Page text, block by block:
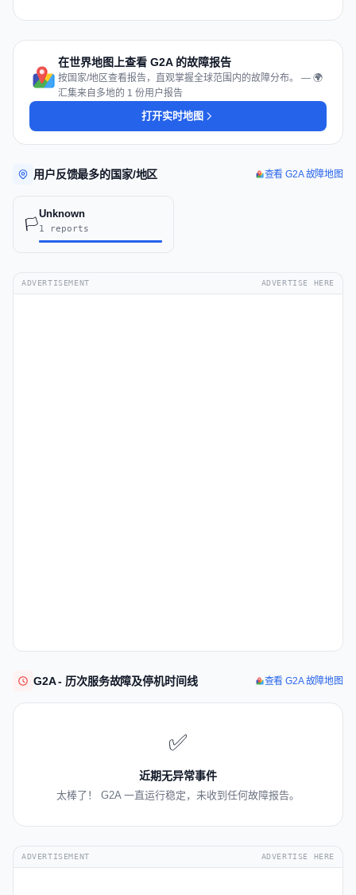
在世界地图上查看 G2A 的故障报告
按国家/地区查看报告，直观掌握全球范围内的故障分布。 — 🌍
汇集来自多地的 1 份用户报告
打开实时地图
用户反馈最多的国家/地区 查看 G2A 故障地图
🏳️
Unknown
1 reports
ADVERTISEMENT ADVERTISE HERE
G2A - 历次服务故障及停机时间线 查看 G2A 故障地图
✅
近期无异常事件
太棒了！ G2A 一直运行稳定，未收到任何故障报告。
ADVERTISEMENT ADVERTISE HERE